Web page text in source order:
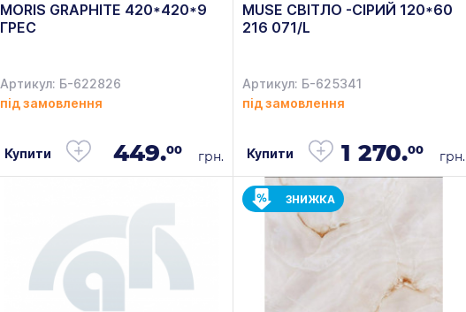
MORIS GRAPHITE 420*420*9
ГРЕС
Артикул: Б-622826
під замовлення
Купити 449.00 грн.
MUSE CВІТЛО -СІРИЙ 120*60
216 071/L
Артикул: Б-625341
під замовлення
Купити 1 270.00 грн.
ЗНИЖКА